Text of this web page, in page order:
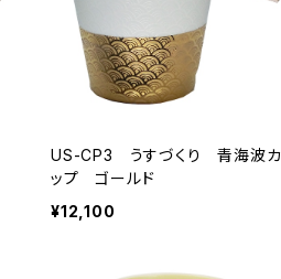
US-CP3 うすづくり 青海波カ
ップ ゴールド
¥12,100